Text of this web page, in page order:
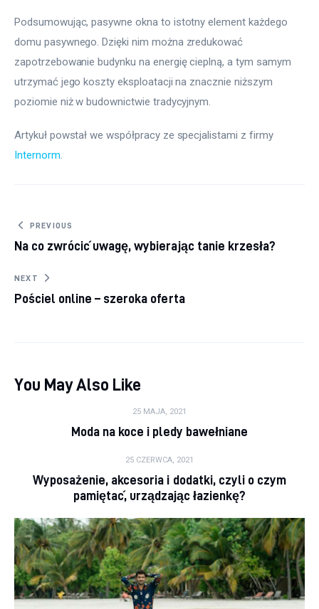
Podsumowując, pasywne okna to istotny element każdego
domu pasywnego. Dzięki nim można zredukować
zapotrzebowanie budynku na energię cieplną, a tym samym
utrzymać jego koszty eksploatacji na znacznie niższym
poziomie niż w budownictwie tradycyjnym.
Artykuł powstał we współpracy ze specjalistami z firmy
Internorm.
Nawigacja wpisu
PREVIOUS
Na co zwrócić uwagę, wybierając tanie krzesła?
NEXT
Pościel online – szeroka oferta
You May Also Like
25 MAJA, 2021
Moda na koce i pledy bawełniane
25 CZERWCA, 2021
Wyposażenie, akcesoria i dodatki, czyli o czym
pamiętać, urządzając łazienkę?